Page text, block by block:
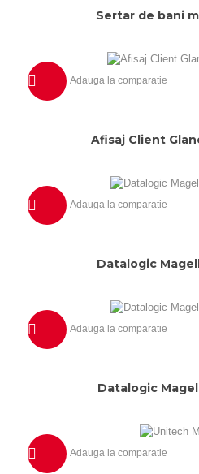
Sertar de bani
Adauga la comparatie
Afisaj Client
Adauga la comparatie
Datalogic
Adauga la comparatie
Datalogic
Adauga la comparatie